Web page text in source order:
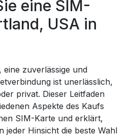
eine SIM-
USA in
eine zuverlässige und
ist unerlässlich,
privat. Dieser Leitfaden
Aspekte des Kaufs
SIM-Karte und erklärt,
jeder Hinsicht die beste Wahl